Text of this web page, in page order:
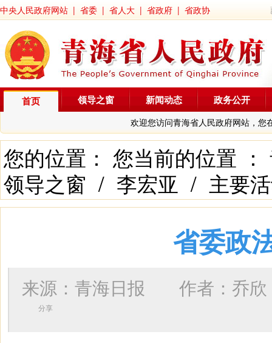
中央人民政府网站 | 省委 | 省人大 | 省政府 | 省政协
首页
欢迎您访问青海省人民政府网站，您
领导之窗 新闻动态 政务公开
您的位置： 您当前的位置 ：
领导之窗 / 李宏亚 / 主要
省委政
来源：青海日报 作者： 乔欣
分享